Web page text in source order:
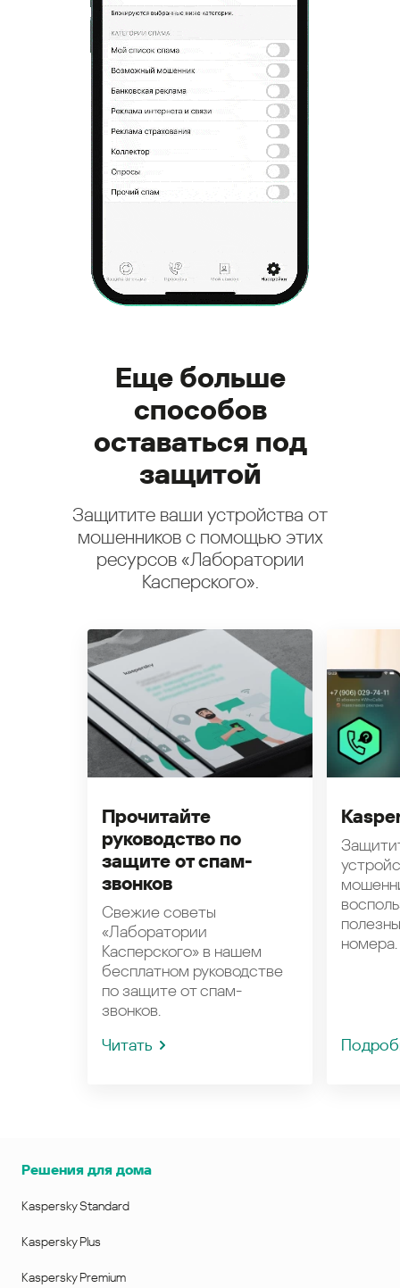
Еще больше
способов
оставаться под
защитой
Защитите ваши устройства от
мошенников с помощью этих
ресурсов «Лаборатории
Касперского».
Прочитайте
руководство по
защите от спам-
звонков
Свежие советы
«Лаборатории
Касперского» в нашем
бесплатном руководстве
по защите от спам-
звонков.
Читать
номера.
Решения для дома
Kaspersky Standard
Kaspersky Plus
Kaspersky Premium